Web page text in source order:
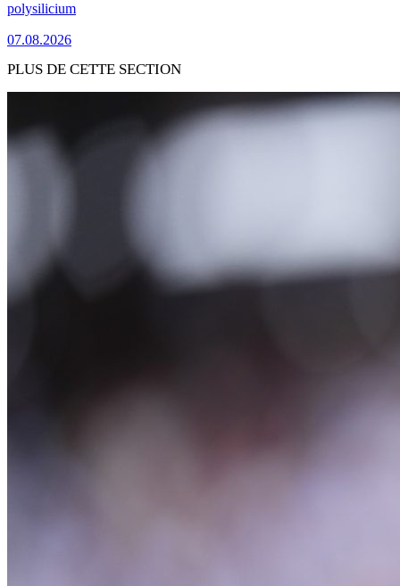
polysilicium
07.08.2026
PLUS DE CETTE SECTION